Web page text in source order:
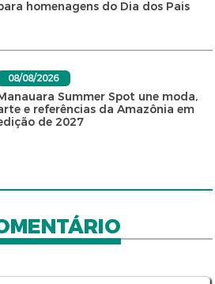
homenagens do Dia dos Pais
08/08/2026
Summer Spot une moda,
e referências da Amazônia em
de 2027